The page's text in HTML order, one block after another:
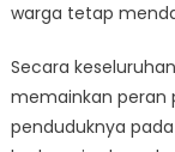
warga tetap
Secara
memainkan peran
penduduknya